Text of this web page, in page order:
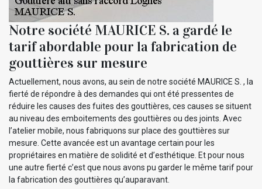
Notre société MAURICE S. a gardé le
tarif abordable pour la fabrication de
gouttières sur mesure
Actuellement, nous avons, au sein de notre société MAURICE S. , la
fierté de répondre à des demandes qui ont été pressentes de
réduire les causes des fuites des gouttières, ces causes se situent
au niveau des emboitements des gouttières ou des joints. Avec
l’atelier mobile, nous fabriquons sur place des gouttières sur
mesure. Cette avancée est un avantage certain pour les
propriétaires en matière de solidité et d’esthétique. Et pour nous
une autre fierté c’est que nous avons pu garder le même tarif pour
la fabrication des gouttières qu’auparavant.